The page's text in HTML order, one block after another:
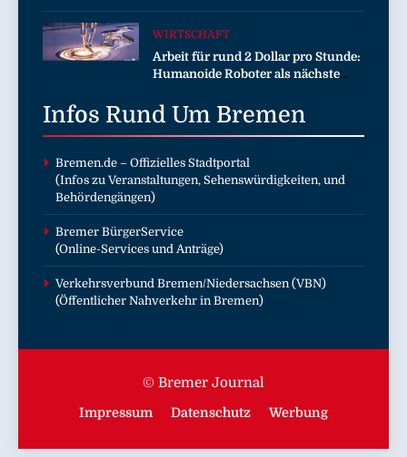
Preise auf Schokolade und Käse um
LECKERROM, CREMISEE,
EXCELSIOR süßer und herzhafter
Genuss
WIRTSCHAFT
Arbeit für rund 2 Dollar pro Stunde:
Humanoide Roboter als nächste
Infos Rund Um Bremen
Bremen.de – Offizielles Stadtportal
(Infos zu Veranstaltungen, Sehenswürdigkeiten, und
Behördengängen)
Bremer BürgerService
(Online-Services und Anträge)
Verkehrsverbund Bremen/Niedersachsen (VBN)
(Öffentlicher Nahverkehr in Bremen)
© Bremer Journal
Impressum Datenschutz Werbung